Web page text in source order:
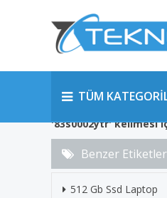
TÜM
'83s0002ytr' kelimesi
Benzer Etiketler
512 Gb Ssd Laptop